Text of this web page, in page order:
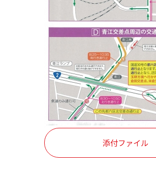
添付ファイル